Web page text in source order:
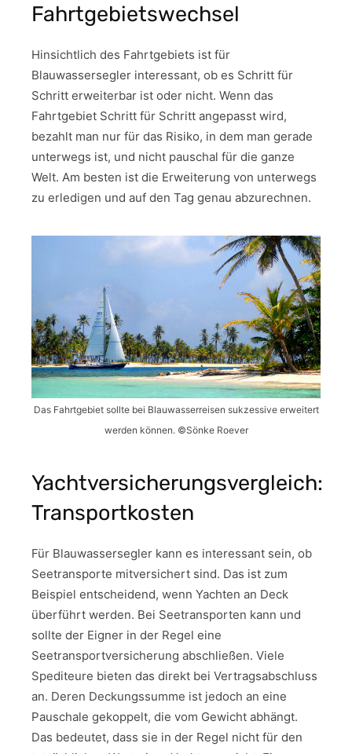
Fahrtgebietswechsel
Hinsichtlich des Fahrtgebiets ist für
Blauwassersegler interessant, ob es Schritt für
Schritt erweiterbar ist oder nicht. Wenn das
Fahrtgebiet Schritt für Schritt angepasst wird,
bezahlt man nur für das Risiko, in dem man gerade
unterwegs ist, und nicht pauschal für die ganze
Welt. Am besten ist die Erweiterung von unterwegs
zu erledigen und auf den Tag genau abzurechnen.
Das Fahrtgebiet sollte bei Blauwasserreisen sukzessive erweitert
werden können. ©Sönke Roever
Yachtversicherungsvergleich:
Transportkosten
Für Blauwassersegler kann es interessant sein, ob
Seetransporte mitversichert sind. Das ist zum
Beispiel entscheidend, wenn Yachten an Deck
überführt werden. Bei Seetransporten kann und
sollte der Eigner in der Regel eine
Seetransportversicherung abschließen. Viele
Spediteure bieten das direkt bei Vertragsabschluss
an. Deren Deckungssumme ist jedoch an eine
Pauschale gekoppelt, die vom Gewicht abhängt.
Das bedeutet, dass sie in der Regel nicht für den